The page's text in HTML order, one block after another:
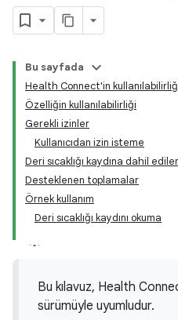
Bu sayfada
Health Connect'in
Özelliğin kullanılabilirliği
Gerekli izinler
Kullanıcıdan izin isteme
Deri sıcaklığı kaydına dahil
Desteklenen toplamalar
Örnek kullanım
Deri sıcaklığı kaydını okuma
Bu kılavuz, Health
sürümüyle uyumludur.